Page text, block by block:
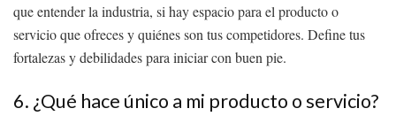
que entender la industria, si hay espacio para el producto o
servicio que ofreces y quiénes son tus competidores. Define tus
fortalezas y debilidades para iniciar con buen pie.
6. ¿Qué hace único a mi producto o servicio?